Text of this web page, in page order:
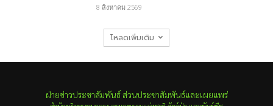
8 สิงหาคม 2569
โหลดเพิ่มเติม
ฝ่ายข่าวประชาสัมพันธ์ ส่วนประชาสัมพันธ์และเผยแพร่